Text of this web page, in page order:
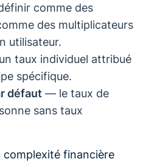
comme des
des multiplicateurs
utilisateur.
taux individuel attribué
spécifique.
défaut — le taux de
sans taux
complexité financière